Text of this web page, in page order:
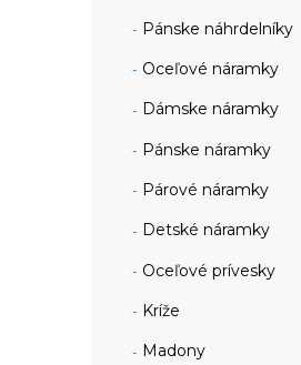
Pánske náhrdelníky
Oceľové náramky
Dámske náramky
Pánske náramky
Párové náramky
Detské náramky
Oceľové prívesky
Kríže
Madony